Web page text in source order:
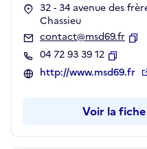
32 - 34 avenue des
Chassieu
contact@msd69.fr
04 72 93 39 12
Copier
http://www.msd69.fr
Voir la